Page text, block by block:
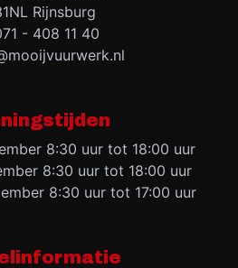
Rijnsburg
- 408 11 40
8:30 uur tot 18:00 uur
8:30 uur tot 18:00 uur
8:30 uur tot 17:00 uur